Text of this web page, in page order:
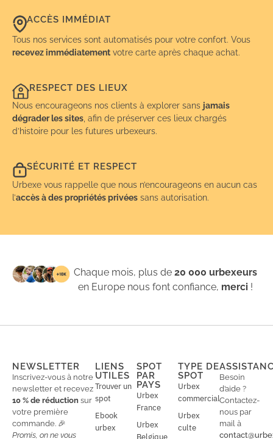
ACCÈS IMMÉDIAT
Tous nos services sont automatisés pour votre confort. Vous
recevez immédiatement votre carte après chaque achat.
RESPECT DES LIEUX
Nous encourageons nos clients à explorer sans jamais
dégrader les sites , afin de préserver ces lieux chargés
d’histoire pour les futures urbexeurs.
SÉCURITÉ ET RESPECT
Urbexe vous rappelle que nous n’encourageons en aucun cas
l’accès à des propriétés privées sans autorisation.
Chaque mois, plus de20 000 urbexeurs
en Europe nous font confiance, merci !
NEWSLETTER
Inscrivez-vous à notre
newsletter et recevez
10 % de réduction sur
votre première
commande. 🎉
Promis, on ne vous
LIENS
UTILES
Trouver un
spot
Ebook
urbex
SPOT
PAR
PAYS
Urbex
France
Urbex
Belgique
TYPE DE
SPOT
Urbex
commercial
Urbex
culte
Besoin
d’aide ?
Contactez-
nous par
mail à